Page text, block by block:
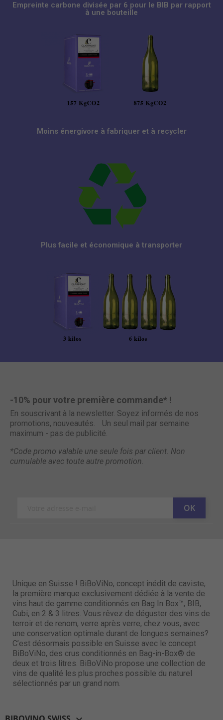
Empreinte carbone divisée par 6 pour le BIB par rapport
à une bouteille
Moins énergivore à fabriquer et à recycler
Plus facile et économique à transporter
-10% pour votre première commande* !
En souscrivant à la newsletter. Soyez informés de nos
promotions, nouveautés. Un seul mail par semaine
maximum - pas de publicité.
*Code promo valable une seule fois par client. Non
cumulable avec toute autre promotion.
Unique en Suisse ! BiBoViNo, concept inédit de caviste,
la première marque exclusivement dédiée à la vente de
vins haut de gamme conditionnés en Bag In Box™, BIB,
Cubi, en 2 & 3 litres. Vous rêvez de déguster des vins de
terroir et de renom, verre après verre, chez vous, avec
une conservation optimale durant de longues semaines?
C’est désormais possible en Suisse avec le concept
BiBoViNo, des crus conditionnés en Bag-in-Box® de
deux et trois litres. BiBoViNo propose une collection de
vins de qualité les plus proches possible du naturel
sélectionnés par un grand nom.